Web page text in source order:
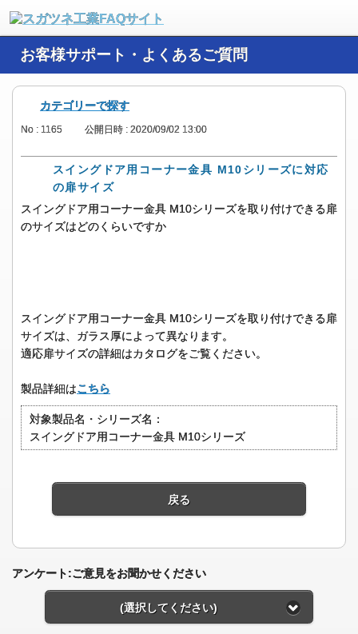
お客様サポート・よくあるご質問
カテゴリーで探す
No : 1165 公開日時 : 2020/09/02 13:00
スイングドア用コーナー金具 M10シリーズに対応
の扉サイズ
スイングドア用コーナー金具 M10シリーズを取り付けできる扉
のサイズはどのくらいですか
スイングドア用コーナー金具 M10シリーズを取り付けできる扉
サイズは、ガラス厚によって異なります。
適応扉サイズの詳細はカタログをご覧ください。
製品詳細はこちら
対象製品名・シリーズ名：
スイングドア用コーナー金具 M10シリーズ
戻る
アンケート:ご意見をお聞かせください
(選択してください)